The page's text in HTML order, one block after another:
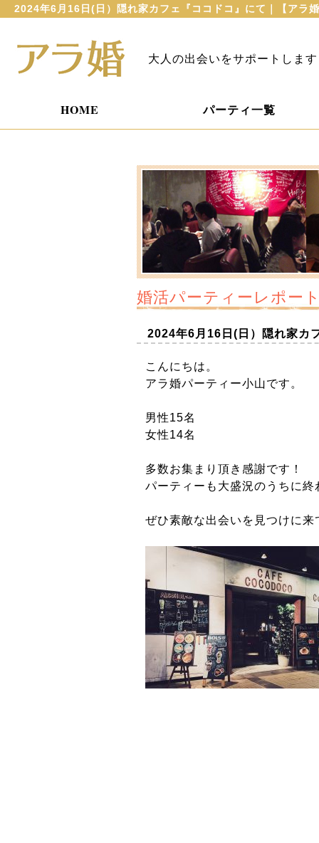
2024年6月16日(日）隠れ家カフェ『ココドコ』にて｜【アラ
大人の出会いをサポートします
HOME パーティ一覧
婚活パーティーレポー
2024年6月16日(日）隠れ家カ
こんにちは。
アラ婚パーティー小山です。
男性15名
女性14名
多数お集まり頂き感謝です！
パーティーも大盛況のうちに終
ぜひ素敵な出会いを見つけに来